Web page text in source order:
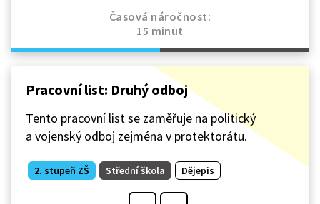
Časová náročnost:
15 minut
Pracovní list: Druhý odboj
Tento pracovní list se zaměřuje na politický
a vojenský odboj zejména v protektorátu.
2. stupeň ZŠ Střední škola Dějepis